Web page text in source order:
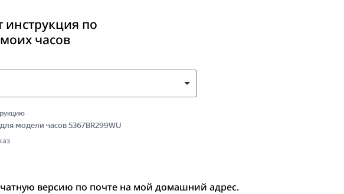
инструкция по
часов
модели часов 5367BR299WU
версию по почте на мой домашний адрес.